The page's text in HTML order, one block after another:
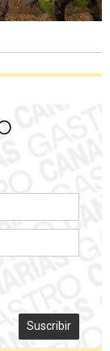
Suscribir